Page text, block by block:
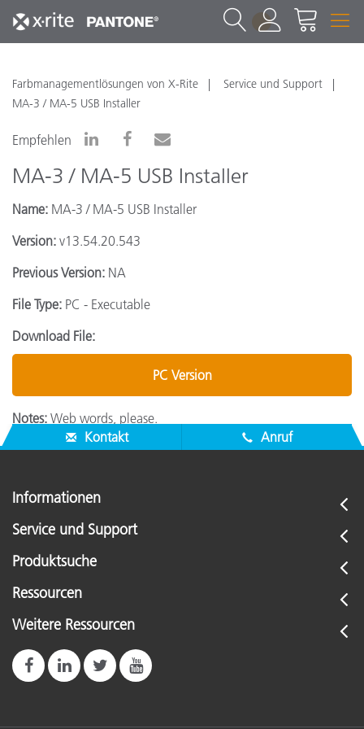
1
Farbmanagementlösungen von X-Rite
Service und Support
MA-3 / MA-5 USB Installer
Empfehlen
MA-3 / MA-5 USB Installer
Name: MA-3 / MA-5 USB Installer
Version: v13.54.20.543
Previous Version: NA
File Type: PC - Executable
Download File:
PC Version
Notes: Web words, please.
Kontakt
Anruf
Informationen
Service und Support
Produktsuche
Ressourcen
Weitere Ressourcen